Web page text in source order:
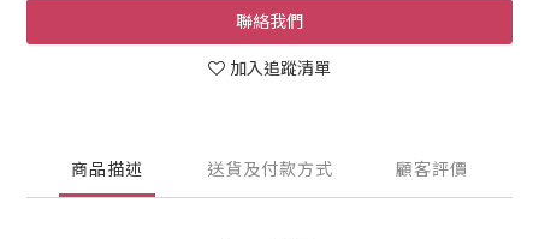
聯絡我們
加入追蹤清單
商品描述 送貨及付款方式 顧客評價